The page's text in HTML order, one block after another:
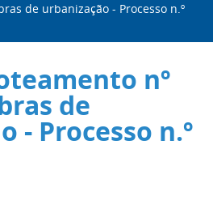
de urbanização - Processo n.º
nº
de
- Processo n.º